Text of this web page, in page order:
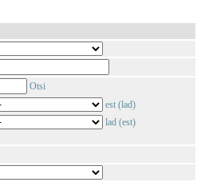
Otsi
est (lad)
lad (est)